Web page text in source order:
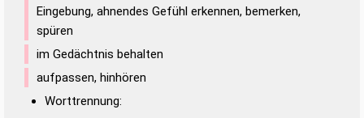
Eingebung, ahnendes Gefühl erkennen, bemerken,
spüren
im Gedächtnis behalten
aufpassen, hinhören
Worttrennung: